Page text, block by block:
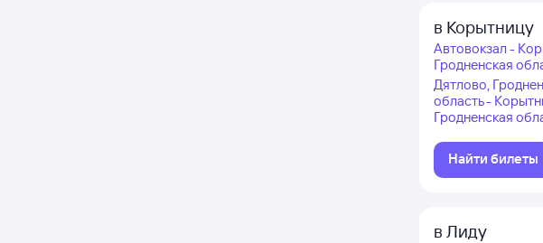
в Корытницу
Автовокзал -
Гродненская
Дятлово,
область -
Гродненская
Найти билеты
в Лиду